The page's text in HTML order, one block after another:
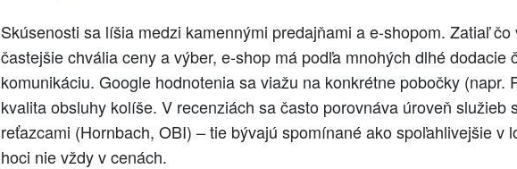
Skúsenosti sa líšia medzi kamennými predajňami a e‑shopom. Zatiaľ
častejšie chvália ceny a výber, e‑shop má podľa mnohých dlhé dodacie
komunikáciu. Google hodnotenia sa viažu na konkrétne pobočky (napr.
kvalita obsluhy kolíše. V recenziách sa často porovnáva úroveň služieb
reťazcami (Hornbach, OBI) – tie bývajú spomínané ako spoľahlivejšie v
hoci nie vždy v cenách.